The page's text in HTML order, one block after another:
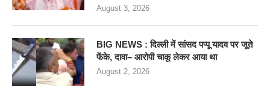
August 3, 2026
BIG NEWS : दिल्ली में सांसद पप्पू यादव पर जूते
फेंके, दावा– आरोपी चाकू लेकर आया था
August 2, 2026